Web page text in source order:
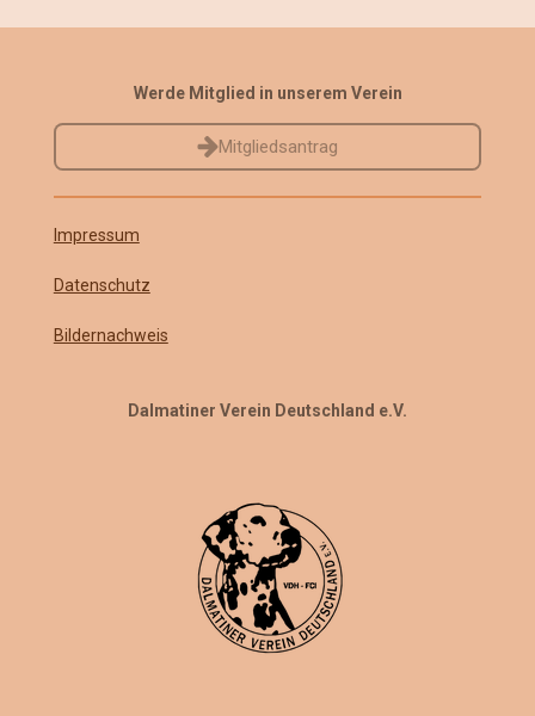
Werde Mitglied in unserem Verein
Mitgliedsantrag
Impressum
Datenschutz
Bildernachweis
Dalmatiner Verein Deutschland e.V.